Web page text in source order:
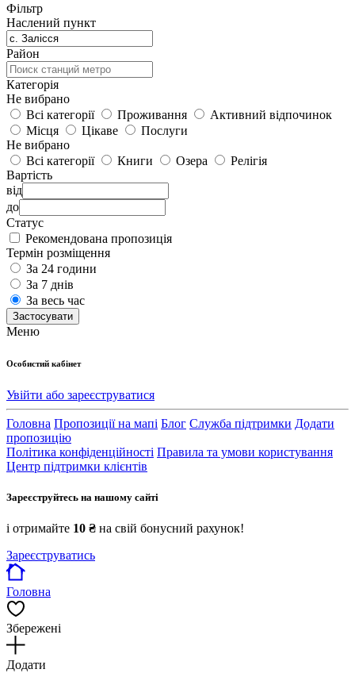
Фільтр
Наслений пункт
Район
Категорія
Не вибрано
Всі категорії
Проживання
Активний відпочинок
Місця
Цікаве
Послуги
Не вибрано
Всі категорії
Книги Озера
Релігія
Вартість
від
до
Статус
Рекомендована пропозиція
Термін розміщення
За 24 години
За 7 днів
За весь час
Застосувати
Меню
Особистий кабінет
Увійти або зареєструватися
Головна Пропозиції на мапі Блог Служба підтримки Додати
пропозицію
Політика конфіденційності Правила та умови користування
Центр підтримки клієнтів
Зареєструйтесь на нашому сайті
і отримайте 10 ₴ на свій бонусний рахунок!
Зареєструватись
Головна
Збережені
Додати